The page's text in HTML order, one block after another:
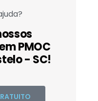
PMOC
- SC!